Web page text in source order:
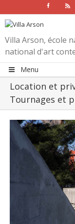
Facebook Rss
Villa Arson, école
national d'art
Menu
Location et
Tournages et